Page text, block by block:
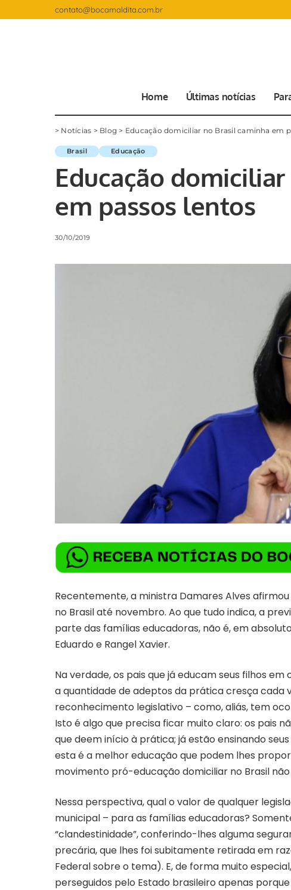
contato@bocamaldita.com.br
Home Últimas notícias
> Notícias > Blog > Educação domiciliar no Brasil caminha em
Brasil Educação
Educação
em passos lentos
30/10/2019
Recentemente, a ministra Damares Alves
no Brasil até novembro. Ao que tudo indica, a
parte das famílias educadoras, não é, em
Eduardo e Rangel Xavier.
Na verdade, os pais que já educam seus filhos
a quantidade de adeptos da prática cresça cada
reconhecimento legislativo – como, aliás, tem
Isto é algo que precisa ficar muito claro: os pais
que deem início à prática; já estão ensinando
esta é a melhor educação que podem lhes
movimento pró-educação domiciliar no Brasil
Nessa perspectiva, qual o valor de qualquer
municipal – para as famílias educadoras?
“clandestinidade”, conferindo-lhes alguma
precária, que lhes foi subitamente retirada em
Federal sobre o tema). E, de forma muito
perseguidos pelo Estado brasileiro apenas